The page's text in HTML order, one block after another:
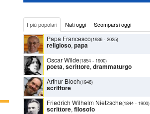
I più popolari Nati oggi Scomparsi oggi
Papa Francesco(1936 - 2025)
religioso, papa
Oscar Wilde(1854 - 1900)
poeta, scrittore, drammaturgo
Arthur Bloch(1948)
scrittore
Friedrich Wilhelm Nietzsche(1844 - 1900)
scrittore, filosofo